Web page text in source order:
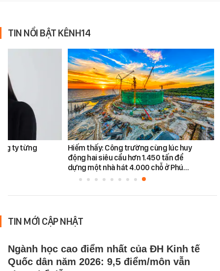
TIN NỔI BẬT KÊNH14
ty từng
Hiếm thấy: Công trường cùng lúc huy
động hai siêu cẩu hơn 1.450 tấn để
dựng một nhà hát 4.000 chỗ ở Phú…
TIN MỚI CẬP NHẬT
Ngành học cao điểm nhất của ĐH Kinh tế
Quốc dân năm 2026: 9,5 điểm/môn vẫn